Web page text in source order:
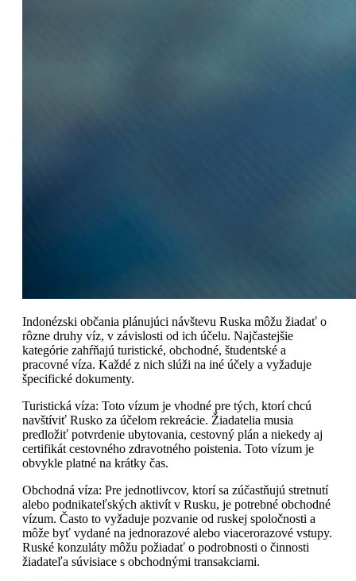
Indonézski občania plánujúci návštevu Ruska môžu žiadať o
rôzne druhy víz, v závislosti od ich účelu. Najčastejšie
kategórie zahŕňajú turistické, obchodné, študentské a
pracovné víza. Každé z nich slúži na iné účely a vyžaduje
špecifické dokumenty.
Turistická víza: Toto vízum je vhodné pre tých, ktorí chcú
navštíviť Rusko za účelom rekreácie. Žiadatelia musia
predložiť potvrdenie ubytovania, cestovný plán a niekedy aj
certifikát cestovného zdravotného poistenia. Toto vízum je
obvykle platné na krátky čas.
Obchodná víza: Pre jednotlivcov, ktorí sa zúčastňujú stretnutí
alebo podnikateľských aktivít v Rusku, je potrebné obchodné
vízum. Často to vyžaduje pozvanie od ruskej spoločnosti a
môže byť vydané na jednorazové alebo viacerorazové vstupy.
Ruské konzuláty môžu požiadať o podrobnosti o činnosti
žiadateľa súvisiace s obchodnými transakciami.